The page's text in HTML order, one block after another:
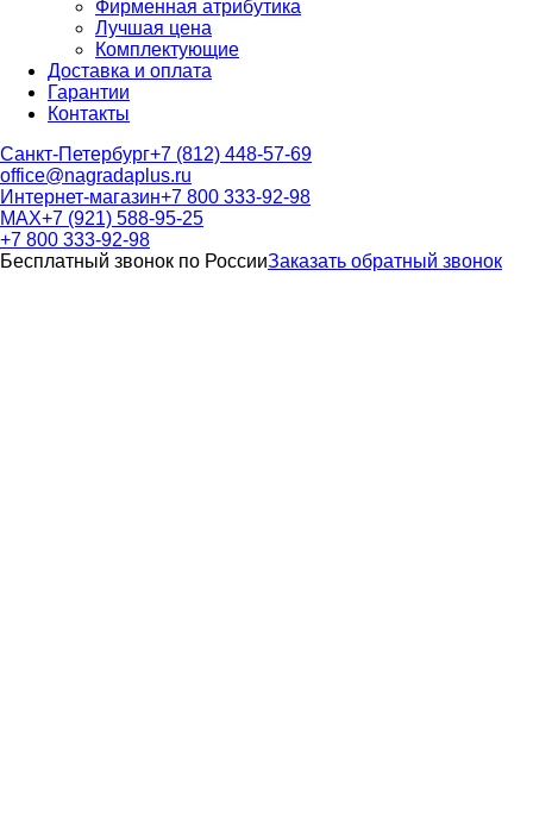
Фирменная атрибутика
Лучшая цена
Комплектующие
Доставка и оплата
Гарантии
Контакты
Санкт-Петербург+7 (812) 448-57-69
office@nagradaplus.ru
Интернет-магазин+7 800 333-92-98
MAX+7 (921) 588-95-25
+7 800 333-92-98
Бесплатный звонок по РоссииЗаказать обратный звонок